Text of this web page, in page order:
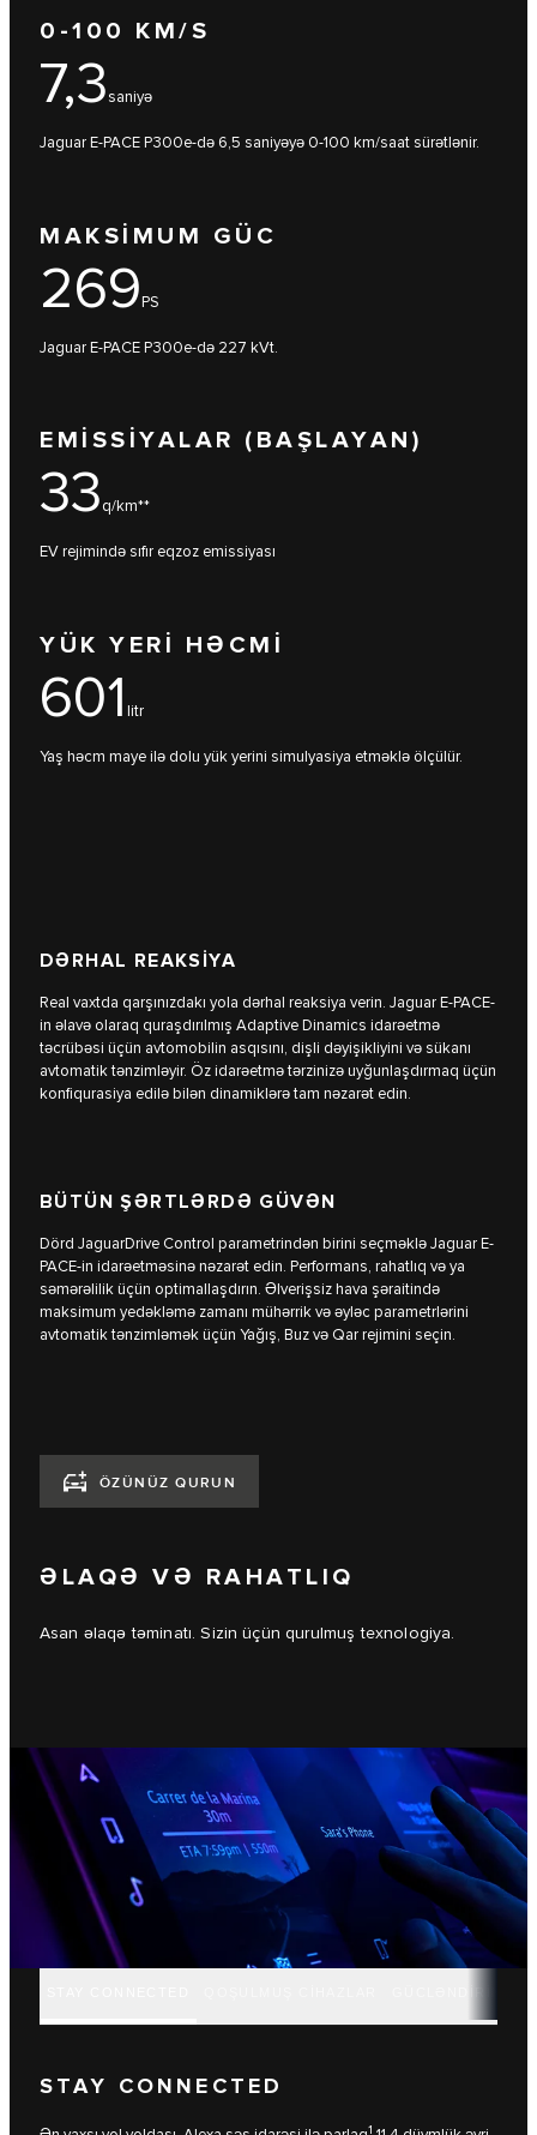
0-100 KM/S
7,3saniyə
Jaguar E-PACE P300e-də 6,5 ​​saniyəyə 0-100 km/saat sürətlənir.
MAKSİMUM GÜC
269PS
Jaguar E-PACE P300e-də 227 kVt.
EMİSSİYALAR (BAŞLAYAN)
33q/km**
EV rejimində sıfır eqzoz emissiyası
YÜK YERİ HƏCMİ
601 litr
Yaş həcm maye ilə dolu yük yerini simulyasiya etməklə ölçülür.
DƏRHAL REAKSİYA
Real vaxtda qarşınızdakı yola dərhal reaksiya verin. Jaguar E-PACE-
in əlavə olaraq quraşdırılmış Adaptive Dinamics idarəetmə
təcrübəsi üçün avtomobilin asqısını, dişli dəyişikliyini və sükanı
avtomatik tənzimləyir. Öz idarəetmə tərzinizə uyğunlaşdırmaq üçün
konfiqurasiya edilə bilən dinamiklərə tam nəzarət edin.
BÜTÜN ŞƏRTLƏRDƏ GÜVƏN
Dörd JaguarDrive Control parametrindən birini seçməklə Jaguar E-
PACE-in idarəetməsinə nəzarət edin. Performans, rahatlıq və ya
səmərəlilik üçün optimallaşdırın. Əlverişsiz hava şəraitində
maksimum yedəkləmə zamanı mühərrik və əyləc parametrlərini
avtomatik tənzimləmək üçün Yağış, Buz və Qar rejimini seçin.
ÖZÜNÜZ QURUN
ƏLAQƏ VƏ RAHATLIQ
Asan əlaqə təminatı. Sizin üçün qurulmuş texnologiya.
STAY CONNECTED
1